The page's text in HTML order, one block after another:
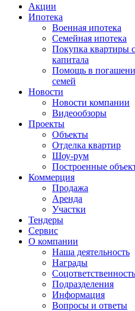
Акции
Ипотека
Военная ипотека
Семейная ипотека
Покупка квартиры
капитала
Помощь в
семей
Новости
Новости компании
Видеообзоры
Проекты
Объекты
Отделка квартир
Шоу-рум
Построенные
Коммерция
Продажа
Аренда
Участки
Тендеры
Сервис
О компании
Наша деятельность
Награды
Соцответственность
Подразделения
Информация
Вопросы и ответы